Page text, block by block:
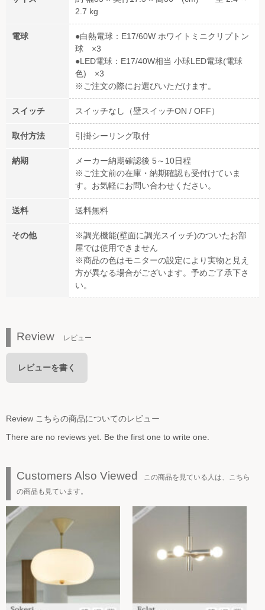
2.7 kg
電球
●白熱電球：E17/60W ホワイトミニクリプトン
球 ×3
●LED電球：E17/40W相当 小球LED電球(電球
色) ×3
※ご注文の際にお選びいただけます。
スイッチ スイッチなし（壁スイッチON / OFF）
取付方法 引掛シーリング取付
納期
メーカー納期確認後 5～10日程
※ご注文前の在庫・納期確認も受付けていま
す。お気軽にお問い合わせください。
送料 送料無料
その他
※調光機能(壁面に調光スイッチ)のついたお部
屋では使用できません
※商品の色はモニターの設定により実物と見え
方が異なる場合がございます。予めご了承下さ
い。
Review レビュー
レビューを書く
Review こちらの商品についてのレビュー
There are no reviews yet. Be the first one to write one.
Customers Also Viewed
この商品を見ている人は、こちら
の商品も見ています。